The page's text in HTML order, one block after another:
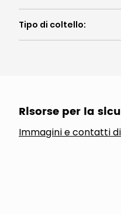
Tipo di coltello:
Risorse per la
Immagini e contatti